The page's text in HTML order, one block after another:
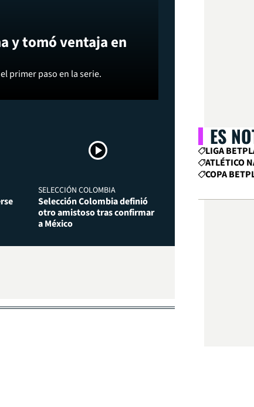
y tomó ventaja en
primer paso en la serie.
SELECCIÓN COLOMBIA
Selección Colombia definió
otro amistoso tras confirmar
a México
ES
LIGA
ATLÉTICO
COPA